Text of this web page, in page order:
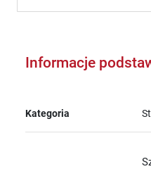
Informacje
Kategoria